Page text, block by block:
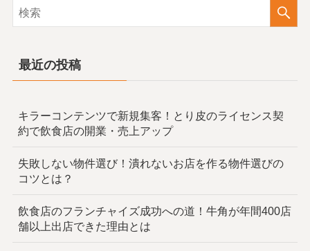
最近の投稿
キラーコンテンツで新規集客！とり皮のライセンス契
約で飲食店の開業・売上アップ
失敗しない物件選び！潰れないお店を作る物件選びの
コツとは？
飲食店のフランチャイズ成功への道！牛角が年間400店
舗以上出店できた理由とは